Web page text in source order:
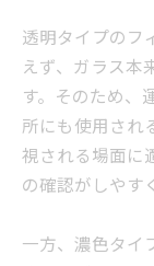
透明タイプのフ
えず、ガラス本
す。そのため、
所にも使用され
視される場面に
の確認がしやす
一方、濃色タイ